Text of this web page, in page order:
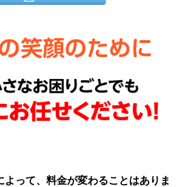
よって、料金が変わることはありま